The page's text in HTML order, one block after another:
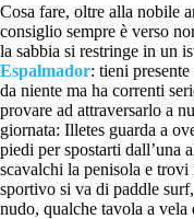
Cosa fare, oltre alla nobile
consiglio sempre è verso
la sabbia si restringe in un
Espalmador: tieni
da niente ma ha correnti
provare ad attraversarlo a
giornata: Illetes guarda a
piedi per spostarti dall’una
scavalchi la penisola e
sportivo si va di paddle
nudo, qualche tavola a